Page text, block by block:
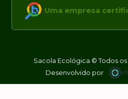
Uma empresa
Sacola Ecológica © Todos
Desenvolvido por